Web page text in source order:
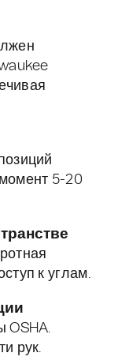
5-20
к углам.
OSHA.
рук.